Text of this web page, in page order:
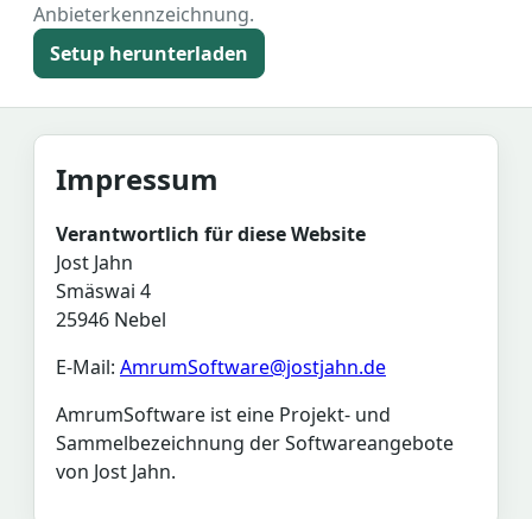
Anbieterkennzeichnung.
Setup herunterladen
Impressum
Verantwortlich für diese Website
Jost Jahn
Smäswai 4
25946 Nebel
E-Mail: AmrumSoftware@jostjahn.de
AmrumSoftware ist eine Projekt- und
Sammelbezeichnung der Softwareangebote
von Jost Jahn.